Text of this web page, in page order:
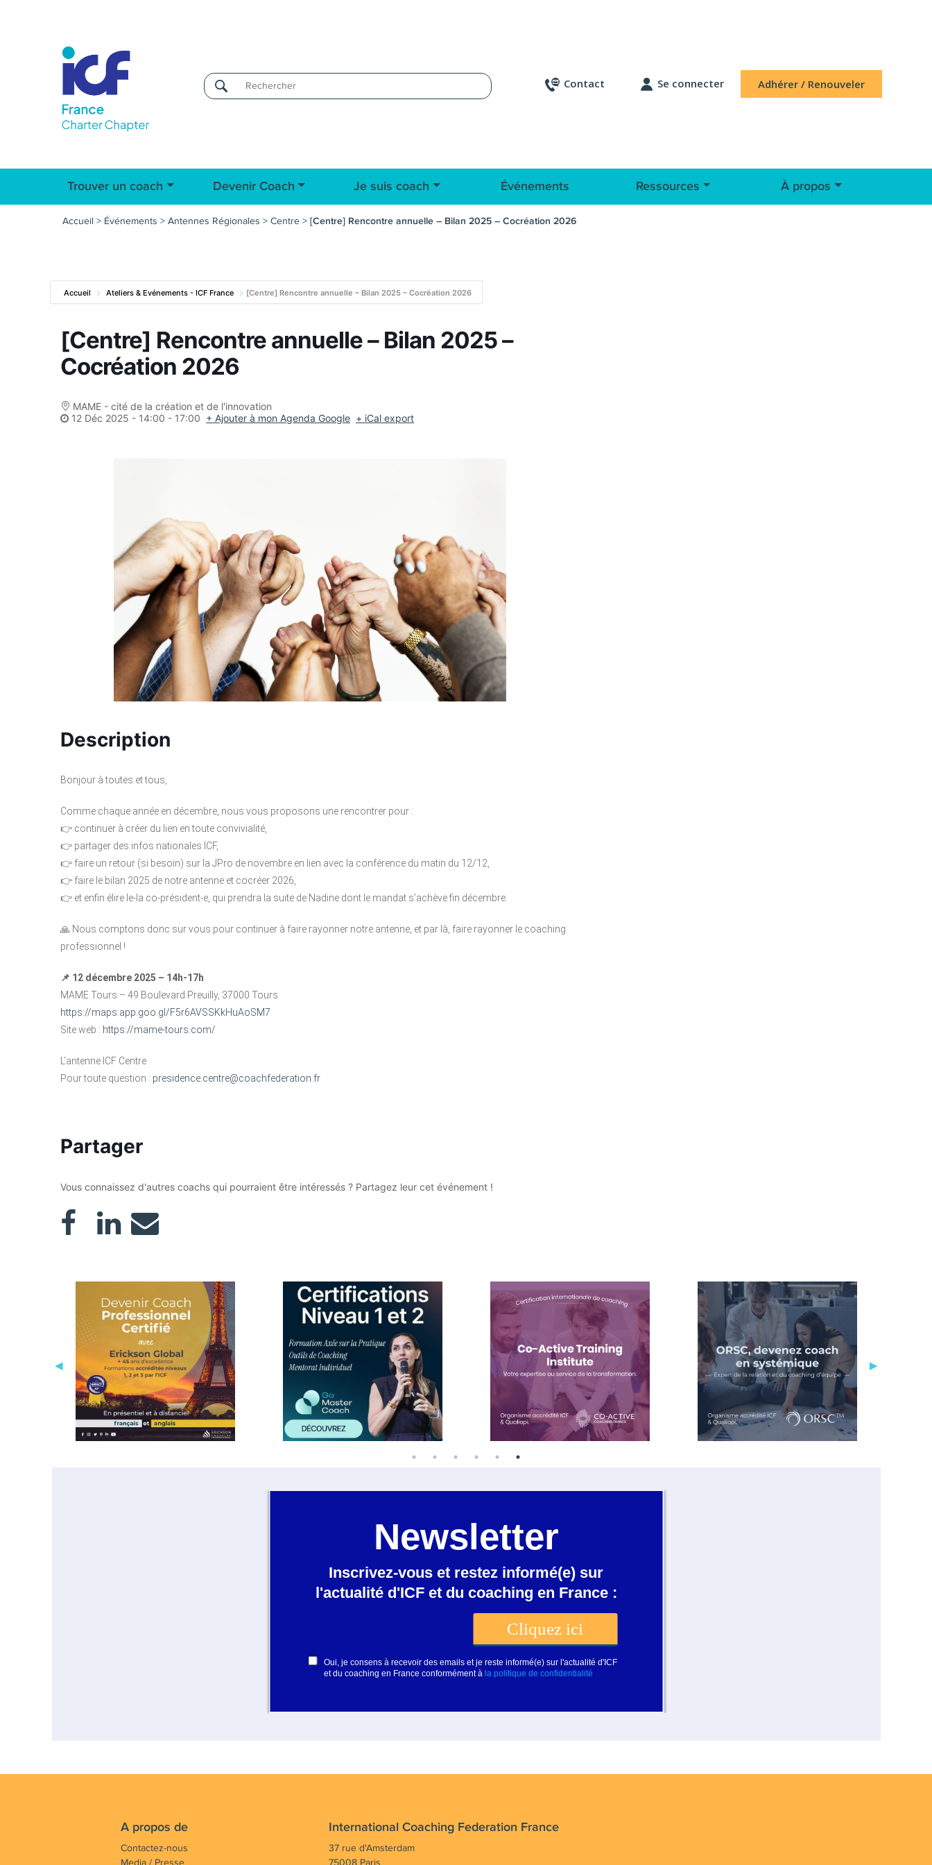
Username Contact Se connecter Adhérer / Renouveler
Trouver un coach Devenir Coach Je suis coach Événements Ressources À propos
Accueil > Événements > Antennes Régionales > Centre> [Centre] Rencontre annuelle – Bilan 2025 – Cocréation 2026
Accueil Ateliers & Evénements - ICF France [Centre] Rencontre annuelle – Bilan 2025 – Cocréation 2026
[Centre] Rencontre annuelle – Bilan 2025 –
Cocréation 2026
MAME - cité de la création et de l'innovation
12 Déc 2025 - 14:00 - 17:00 + Ajouter à mon Agenda Google + iCal export
Description
Bonjour à toutes et tous,
Comme chaque année en décembre, nous vous proposons une rencontrer pour :
👉 continuer à créer du lien en toute convivialité,
👉 partager des infos nationales ICF,
👉 faire un retour (si besoin) sur la JPro de novembre en lien avec la conférence du matin du 12/12,
👉 faire le bilan 2025 de notre antenne et cocréer 2026,
👉 et enfin élire le-la co-président-e, qui prendra la suite de Nadine dont le mandat s’achève fin décembre.
🙏 Nous comptons donc sur vous pour continuer à faire rayonner notre antenne, et par là, faire rayonner le coaching
professionnel !
📌 12 décembre 2025 – 14h-17h
MAME Tours – 49 Boulevard Preuilly, 37000 Tours
https://maps.app.goo.gl/F5r6AVSSKkHuAoSM7
Site web : https://mame-tours.com/
L’antenne ICF Centre
Pour toute question : presidence.centre@coachfederation.fr
Partager
Vous connaissez d'autres coachs qui pourraient être intéressés ? Partagez leur cet événement !
A propos de
Contactez-nous
Media / Presse
International Coaching Federation France
37 rue d'Amsterdam
75008 Paris